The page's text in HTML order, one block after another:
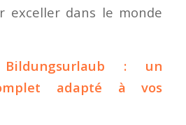
exceller dans le monde
: un
adapté à vos